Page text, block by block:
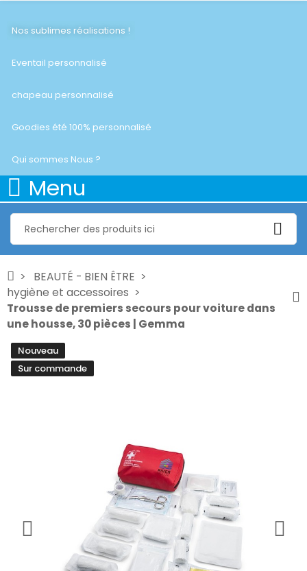
Nos sublimes réalisations !
Eventail personnalisé
chapeau personnalisé
Goodies été 100% personnalisé
Qui sommes Nous ?
Menu
BEAUTÉ - BIEN ÊTRE
hygiène et accessoires
Trousse de premiers secours pour voiture dans
une housse, 30 pièces | Gemma
Nouveau
Sur commande